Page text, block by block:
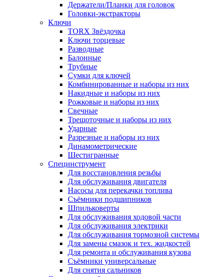
Держатели/Планки для головок
Головки-экстракторы
Ключи
TORX Звёздочка
Ключи торцевые
Разводные
Балонные
Трубные
Сумки для ключей
Комбинированные и наборы из них
Накидные и наборы из них
Рожковые и наборы из них
Свечные
Трещоточные и наборы из них
Ударные
Разрезные и наборы из них
Динамометрические
Шестигранные
Специнструмент
Для восстановления резьбы
Для обслуживания двигателя
Насосы для перекачки топлива
Съёмники подшипников
Шпильковерты
Для обслуживания ходовой части
Для обслуживания электрики
Для обслуживания тормозной системы
Для замены смазок и тех. жидкостей
Для ремонта и обслуживания кузова
Съёмники универсальные
Для снятия сальников